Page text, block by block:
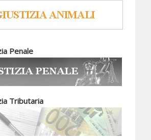
Penale
Tributaria